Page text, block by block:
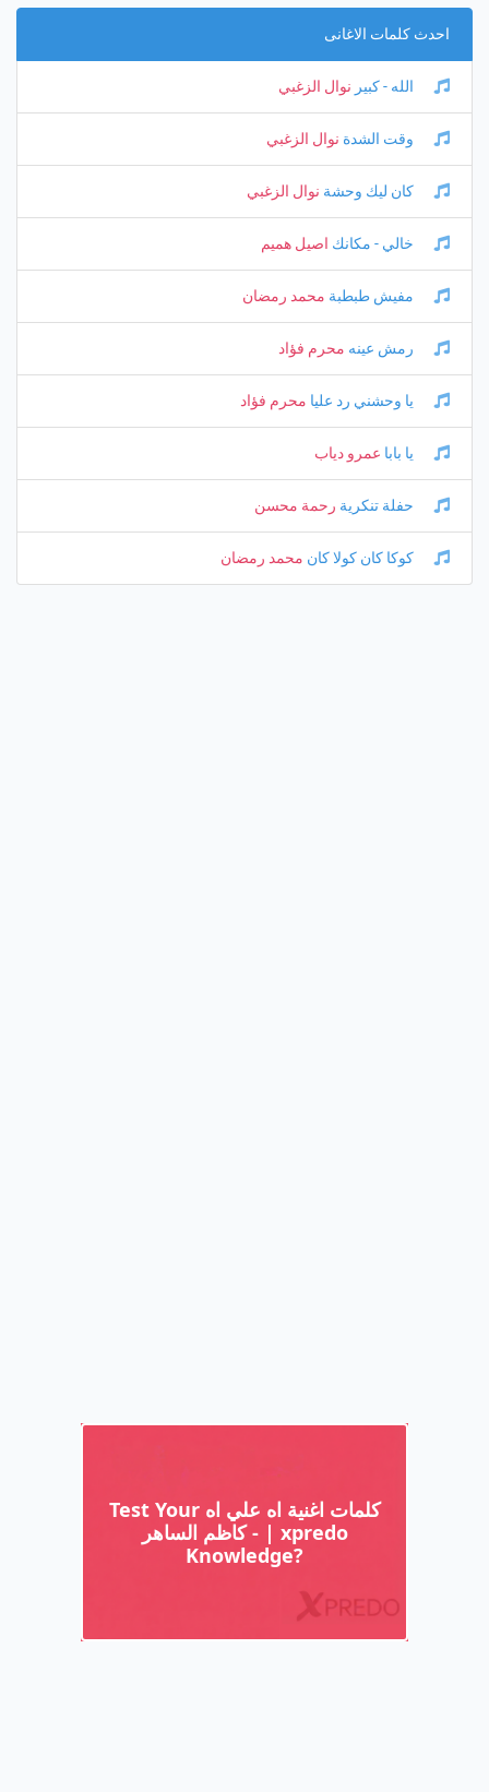
احدث كلمات الاغانى
الله - كبير نوال الزغبي
وقت الشدة نوال الزغبي
كان ليك وحشة نوال الزغبي
خالي - مكانك اصيل هميم
مفيش طبطبة محمد رمضان
رمش عينه محرم فؤاد
يا وحشني رد عليا محرم فؤاد
يا بابا عمرو دياب
حفلة تنكرية رحمة محسن
كوكا كان كولا كان محمد رمضان